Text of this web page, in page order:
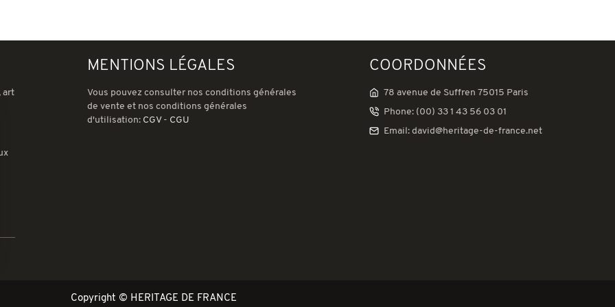
art
MENTIONS LÉGALES
Vous pouvez consulter nos conditions générales
de vente et nos conditions générales
d'utilisation: CGV- CGU
COORDONNÉES
78 avenue de Suffren 75015 Paris
Phone: (00) 33 1 43 56 03 01
Email: david@heritage-de-france.net
Copyright © HERITAGE DE FRANCE
de confidentialité, en garantissant la conformité avec les réglementations. Personnalisez vos préférences pour contrôler la manière